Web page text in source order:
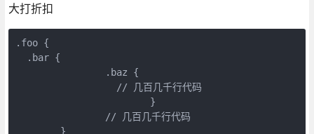
大打折扣
.foo {
  .bar {